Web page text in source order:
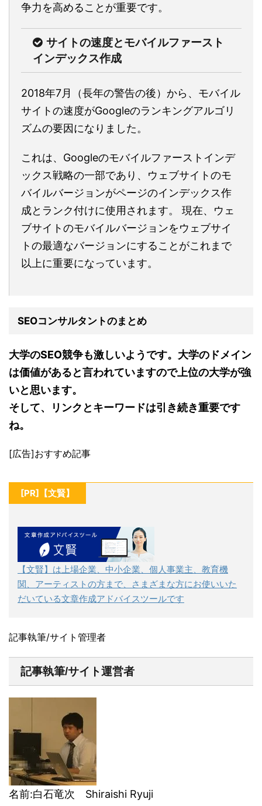
争力を高めることが重要です。
サイトの速度とモバイルファースト
インデックス作成
2018年7月（長年の警告の後）から、モバイル
サイトの速度がGoogleのランキングアルゴリ
ズムの要因になりました。
これは、Googleのモバイルファーストインデ
ックス戦略の一部であり、ウェブサイトのモ
バイルバージョンがページのインデックス作
成とランク付けに使用されます。 現在、ウェ
ブサイトのモバイルバージョンをウェブサイ
トの最適なバージョンにすることがこれまで
以上に重要になっています。
SEOコンサルタントのまとめ
大学のSEO競争も激しいようです。大学のドメイン
は価値があると言われていますので上位の大学が強
いと思います。
そして、リンクとキーワードは引き続き重要です
ね。
[広告]おすすめ記事
[PR]【文賢】
【文賢】は上場企業、中小企業、個人事業主、教育機
関、アーティストの方まで、さまざまな方にお使いいた
だいている文章作成アドバイスツールです
記事執筆/サイト管理者
記事執筆/サイト運営者
名前:白石竜次 Shiraishi Ryuji